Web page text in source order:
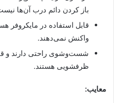
باز کردن دائم درب آن‌ها
قابل استفاده در مایکروفر
واکنش نمی‌دهند.
شست‌وشوی راحتی دارند و
ظرفشویی هستند.
معایب: